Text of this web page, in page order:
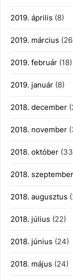
2019. április (8)
2019. március
2019. február (18)
2019. január (8)
2018. december
2018. november
2018. október
2018. szeptember
2018. augusztus
2018. július (22)
2018. június (24)
2018. május (24)